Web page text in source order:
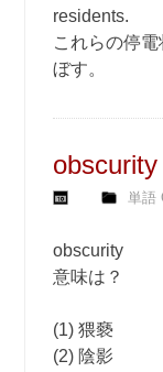
residents.
これらの停
ぼす。
obscurity
単語
obscurity
意味は？
(1) 猥褻
(2) 陰影